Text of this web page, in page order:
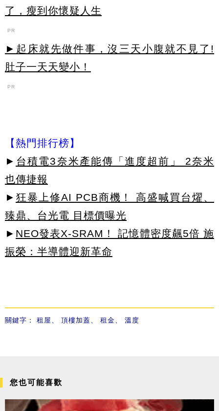
了，瘦到你懷疑人生
PR
►起床就先做件事，沒三天小腹就不見了!
肚子一天天變小！
PR
【熱門排行榜】
► 台積電3奈米產能傳「進度超前」 2奈米
也傳捷報
► 狂暴上修AI PCB商機！ 高盛喊買台燿、
臻鼎、台光電 目標價曝光
► NEO發表X-SRAM！ 記憶體密度飆5倍 施
振榮：半導體迎新革命
關鍵字： 租屋 頂樓加蓋 租金 溫度
您也可能喜歡